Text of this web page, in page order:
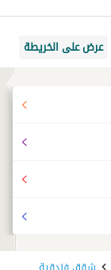
عرض على الخريطة